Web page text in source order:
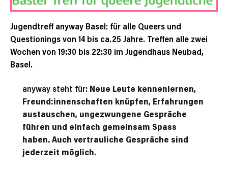
Jugendtreff anyway Basel: für alle Queers und
Questionings von 14 bis ca.25 Jahre. Treffen alle zwei
Wochen von 19:30 bis 22:30 im Jugendhaus Neubad,
Basel.
anyway steht für: Neue Leute kennenlernen,
Freund:innenschaften knüpfen, Erfahrungen
austauschen, ungezwungene Gespräche
führen und einfach gemeinsam Spass
haben. Auch vertrauliche Gespräche sind
jederzeit möglich.